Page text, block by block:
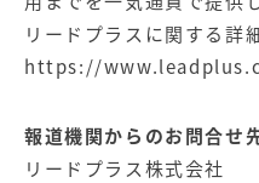
リードプラスに関する詳
https://
報道機関からのお問合せ
リードプラス株式会社